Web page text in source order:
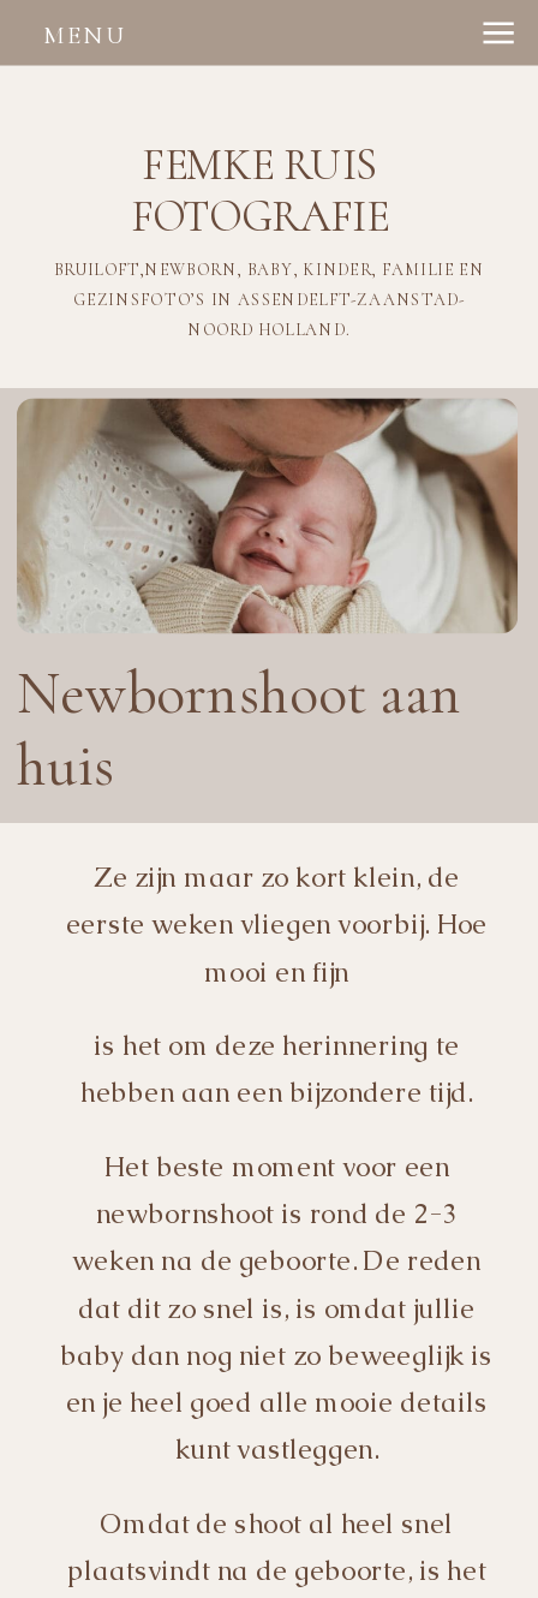
MENU
FEMKE RUIS
FOTOGRAFIE
BRUILOFT,NEWBORN, BABY, KINDER, FAMILIE EN
GEZINSFOTO’S IN ASSENDELFT-ZAANSTAD-
NOORD HOLLAND.
Newbornshoot aan
huis
Ze zijn maar zo kort klein, de
eerste weken vliegen voorbij. Hoe
mooi en fijn
is het om deze herinnering te
hebben aan een bijzondere tijd.
Het beste moment voor een
newbornshoot is rond de 2-3
weken na de geboorte. De reden
dat dit zo snel is, is omdat jullie
baby dan nog niet zo beweeglijk is
en je heel goed alle mooie details
kunt vastleggen.
Omdat de shoot al heel snel
plaatsvindt na de geboorte, is het